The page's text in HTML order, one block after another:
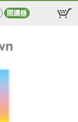
閱讀器